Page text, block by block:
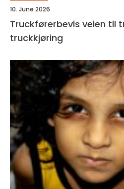
10. June 2026
Truckførerbevis veien til trygg og effektiv
truckkjøring